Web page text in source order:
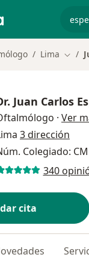
Lima
Juan Carlos
· Ver
3 dirección
Colegiado:
340
cita